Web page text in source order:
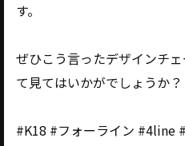
す。
ぜひこう言ったデザインチ
て見てはいかがでしょうか？
#K18 #フォーライン #4line